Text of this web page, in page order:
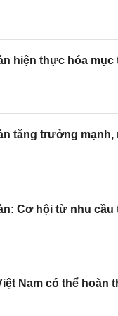
hiện thực hóa mục
tăng trưởng mạnh,
Cơ hội từ nhu
Nam có thể hoàn